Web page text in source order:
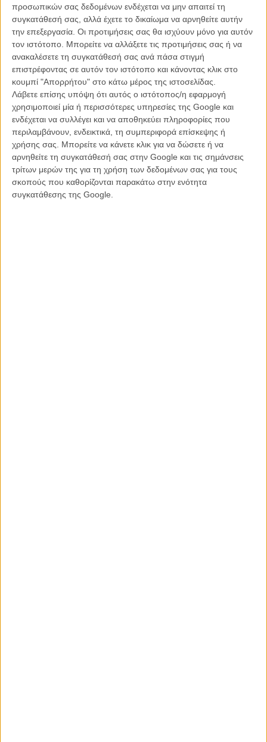
προσωπικών σας δεδομένων ενδέχεται να μην απαιτεί τη
συγκατάθεσή σας, αλλά έχετε το δικαίωμα να αρνηθείτε αυτήν
την επεξεργασία. Οι προτιμήσεις σας θα ισχύουν μόνο για αυτόν
τον ιστότοπο. Μπορείτε να αλλάξετε τις προτιμήσεις σας ή να
ανακαλέσετε τη συγκατάθεσή σας ανά πάσα στιγμή
επιστρέφοντας σε αυτόν τον ιστότοπο και κάνοντας κλικ στο
κουμπί "Απορρήτου" στο κάτω μέρος της ιστοσελίδας.
Λάβετε επίσης υπόψη ότι αυτός ο ιστότοπος/η εφαρμογή
χρησιμοποιεί μία ή περισσότερες υπηρεσίες της Google και
ενδέχεται να συλλέγει και να αποθηκεύει πληροφορίες που
περιλαμβάνουν, ενδεικτικά, τη συμπεριφορά επίσκεψης ή
χρήσης σας. Μπορείτε να κάνετε κλικ για να δώσετε ή να
αρνηθείτε τη συγκατάθεσή σας στην Google και τις σημάνσεις
τρίτων μερών της για τη χρήση των δεδομένων σας για τους
σκοπούς που καθορίζονται παρακάτω στην ενότητα
συγκατάθεσης της Google.